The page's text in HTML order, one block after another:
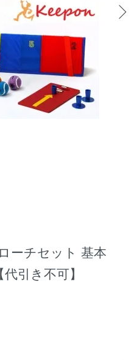
ーチセット 基本
引き不可】